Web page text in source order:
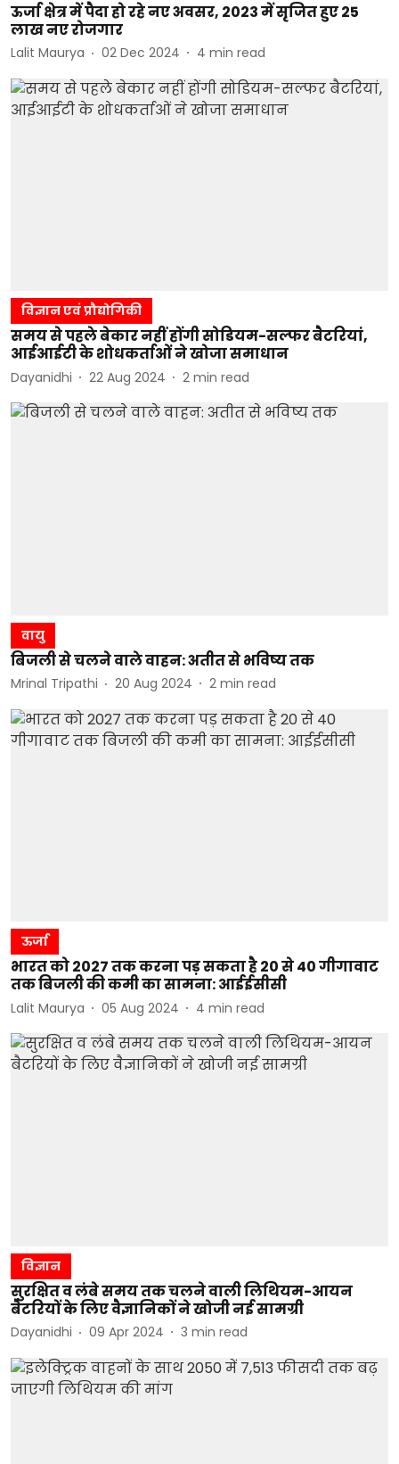
ऊर्जा क्षेत्र में पैदा हो रहे नए अवसर, 2023 में सृजित हुए 25
लाख नए रोजगार
Lalit Maurya 02 Dec 2024 4 min read
विज्ञान एवं प्रौद्योगिकी
समय से पहले बेकार नहीं होंगी सोडियम-सल्फर बैटरियां,
आईआईटी के शोधकर्ताओं ने खोजा समाधान
Dayanidhi 22 Aug 2024 2 min read
वायु
बिजली से चलने वाले वाहन: अतीत से भविष्य तक
Mrinal Tripathi 20 Aug 2024 2 min read
ऊर्जा
भारत को 2027 तक करना पड़ सकता है 20 से 40 गीगावाट
तक बिजली की कमी का सामना: आईईसीसी
Lalit Maurya 05 Aug 2024 4 min read
विज्ञान
सुरक्षित व लंबे समय तक चलने वाली लिथियम-आयन
बैटरियों के लिए वैज्ञानिकों ने खोजी नई सामग्री
Dayanidhi 09 Apr 2024 3 min read